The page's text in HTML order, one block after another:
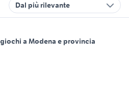
Dal più rilevante
a Modena e provincia